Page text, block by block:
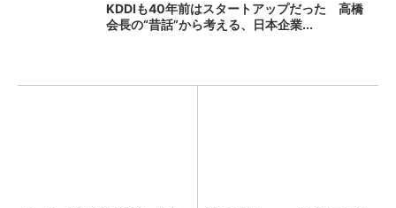
KDDIも40年前はスタートアップだった 高橋
会長の“昔話”から考える、日本企業...